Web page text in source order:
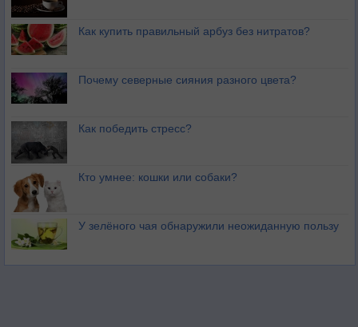
Как купить правильный арбуз без нитратов?
Почему северные сияния разного цвета?
Как победить стресс?
Кто умнее: кошки или собаки?
У зелёного чая обнаружили неожиданную пользу